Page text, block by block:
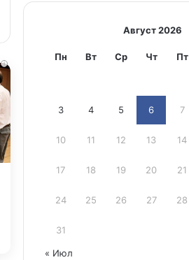
i
Август 2026
Пн Вт Ср Чт Пт
3 4 5 6 7
10 11 12 13 14
17 18 19 20 21
24 25 26 27 28
31
« Июл